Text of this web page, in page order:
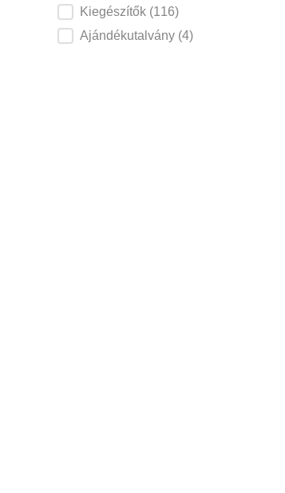
Kiegészítők kategória
Kiegészítők (116)
Ajándékutalvány kategória
Ajándékutalvány (4)